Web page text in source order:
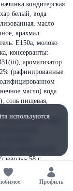
кондитерская
белый, вода
масло
крахмал
Е150а, молоко
консерванты:
ароматизатор
(рафинированные
масло) вода
соль пищевая,
питьевая, ядро
пищевая
ароматизатор
58 г.
Профиль
используются